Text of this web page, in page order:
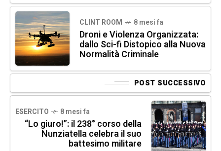
CLINT ROOM 8 mesi fa
Droni e Violenza Organizzata:
dallo Sci-fi Distopico alla Nuova
Normalità Criminale
POST SUCCESSIVO
ESERCITO 8 mesi fa
“Lo giuro!”: il 238° corso della
Nunziatella celebra il suo
battesimo militare